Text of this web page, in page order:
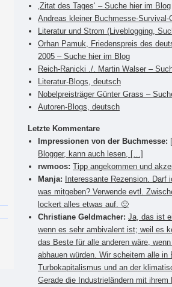
‚Zitat des Tages‘ – Suche hier im Blog
Andreas kleiner Buchmesse-Survival-
Literatur und Strom (Liveblogging,
Orhan Pamuk, Friedenspreis des
2005 – Suche hier im Blog
Reich-Ranicki ./. Martin Walser –
Literatur-Blogs, deutsch
Nobelpreisträger Günter Grass –
Autoren-Blogs, deutsch
Letzte Kommentare
Impressionen von der Buchmesse:
Blogger, kann auch lesen, […]
rwmoos: Tipp angekommen und
Manja:
Interessante Rezension. Darf
was mitgeben? Verwende evtl.
lockert alles etwas auf. 🙂
Christiane Geldmacher: Ja, das ist
wenn es sehr ambivalent ist; weil es
das Beste für alle anderen wäre,
abhauen würden. Wir scheitern alle in
Turbokapitalismus und an der
Gerade die Industrieländern mit ihrem